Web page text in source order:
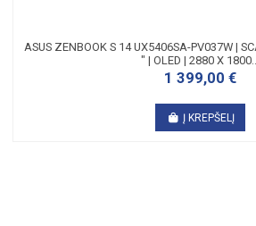
ASUS ZENBOOK S 14 UX5406SA-PV037W |
" | OLED | 2880 X 1800...
1 399,00 €
Į KREPŠELĮ